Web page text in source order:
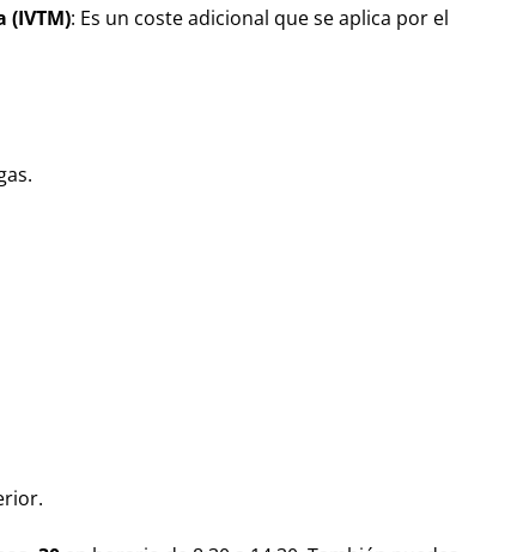
(IVTM): Es un coste adicional que se aplica por el